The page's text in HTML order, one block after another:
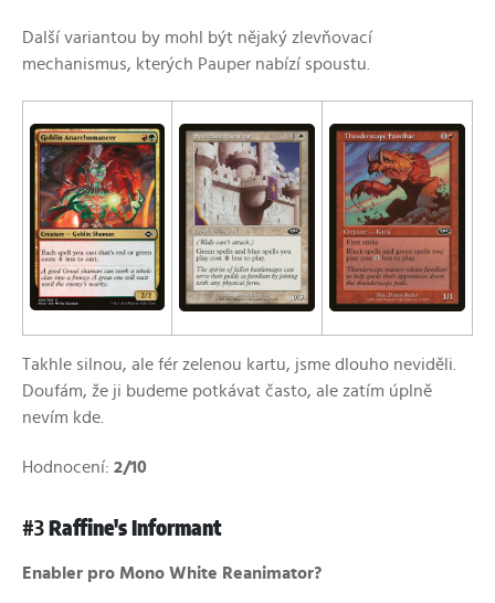
Další variantou by mohl být nějaký zlevňovací
mechanismus, kterých Pauper nabízí spoustu.
Takhle silnou, ale fér zelenou kartu, jsme dlouho neviděli.
Doufám, že ji budeme potkávat často, ale zatím úplně
nevím kde.
Hodnocení: 2/10
#3 Raffine's Informant
Enabler pro Mono White Reanimator?